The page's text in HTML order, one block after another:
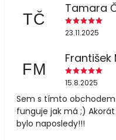
TČ
Tamara
23.11.2025
FM
František
15.8.2025
Sem s tímto
funguje jak má ;)
bylo naposledy!!!